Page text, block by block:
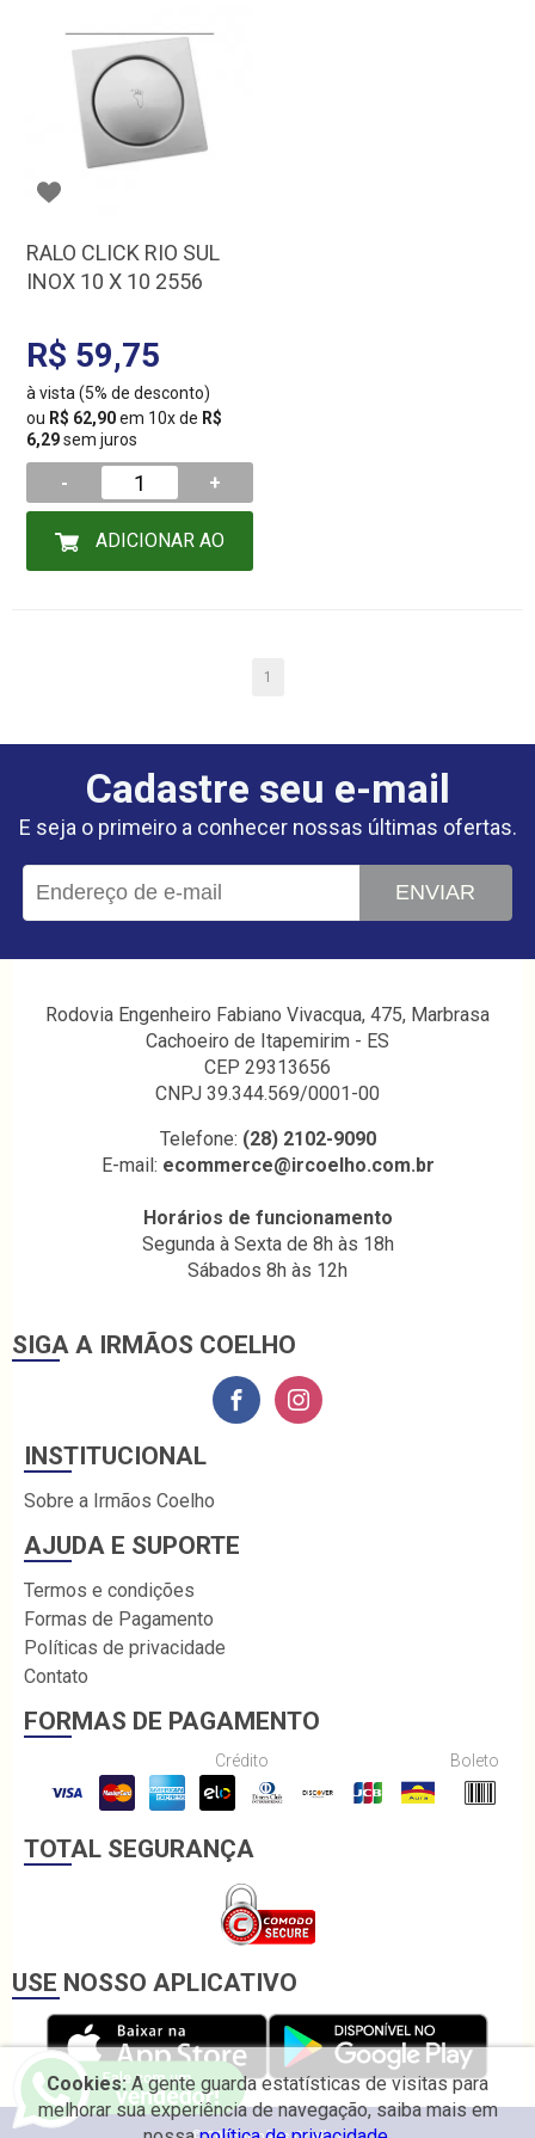
RALO CLICK RIO SUL
INOX 10 X 10 2556
R$ 59,75
à vista (5% de desconto)
ou R$ 62,90em 10x de R$
6,29sem juros
- +
1
Cadastre seu e-mail
E seja o primeiro a conhecer nossas últimas ofertas.
ENVIAR
Rodovia Engenheiro Fabiano Vivacqua, 475, Marbrasa
Cachoeiro de Itapemirim - ES
CEP 29313656
CNPJ 39.344.569/0001-00
Telefone: (28) 2102-9090
E-mail: ecommerce@ircoelho.com.br
Horários de funcionamento
Segunda à Sexta de 8h às 18h
Sábados 8h às 12h
SIGA A IRMÃOS COELHO
INSTITUCIONAL
Sobre a Irmãos Coelho
AJUDA E SUPORTE
Termos e condições
Formas de Pagamento
Políticas de privacidade
Contato
FORMAS DE PAGAMENTO
Crédito Boleto
TOTAL SEGURANÇA
USE NOSSO APLICATIVO
Cookies:A gente guarda estatísticas de visitas para
melhorar sua experiência de navegação, saiba mais em